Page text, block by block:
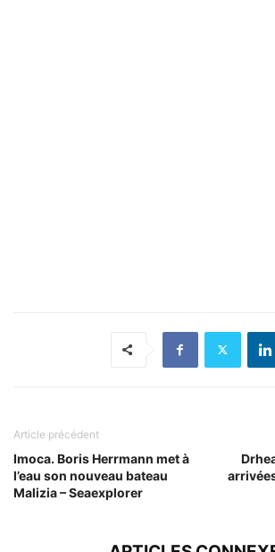
Article précédent
Imoca. Boris Herrmann met à
l’eau son nouveau bateau
Malizia – Seaexplorer